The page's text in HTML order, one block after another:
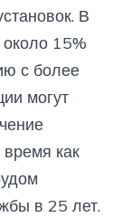
В
15%
с более
могут
время как
в 25 лет.